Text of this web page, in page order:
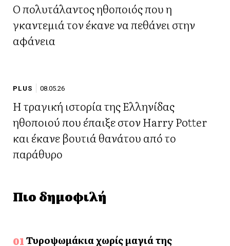
Ο πολυτάλαντος ηθοποιός που η
γκαντεμιά τον έκανε να πεθάνει στην
αφάνεια
PLUS 08.05.26
Η τραγική ιστορία της Ελληνίδας
ηθοποιού που έπαιξε στον Harry Potter
και έκανε βουτιά θανάτου από το
παράθυρο
Πιο δημοφιλή
Τυροψωμάκια χωρίς μαγιά της